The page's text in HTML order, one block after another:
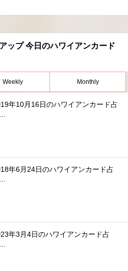
ップ 今日のハワイアンカード
Weekly Monthly
年10月16日のハワイアンカード占
年6月24日のハワイアンカード占
年3月4日のハワイアンカード占